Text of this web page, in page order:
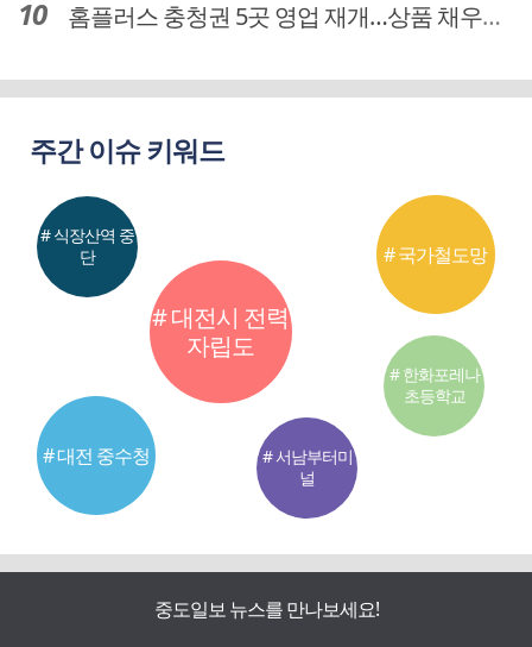
홈플러스 충청권 5곳 영업 재개…상품 채우기 ‘속도전’
주간 이슈 키워드
# 대전시 전력
자립도
# 대전 중수청
# 국가철도망
# 식장산역 중
단
# 서남부터미
널
# 한화포레나
초등학교
중도일보 뉴스를 만나보세요!